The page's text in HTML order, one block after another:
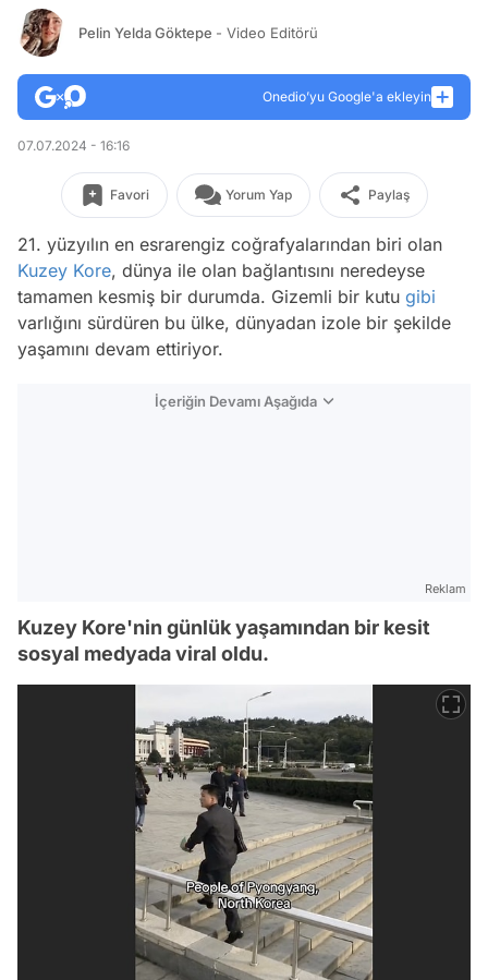
Pelin Yelda Göktepe - Video Editörü
Onedio’yu Google'a ekleyin
07.07.2024 - 16:16
Favori Yorum Yap Paylaş
21. yüzyılın en esrarengiz coğrafyalarından biri olan
Kuzey Kore, dünya ile olan bağlantısını neredeyse
tamamen kesmiş bir durumda. Gizemli bir kutu gibi
varlığını sürdüren bu ülke, dünyadan izole bir şekilde
yaşamını devam ettiriyor.
İçeriğin Devamı Aşağıda
Reklam
Kuzey Kore'nin günlük yaşamından bir kesit
sosyal medyada viral oldu.